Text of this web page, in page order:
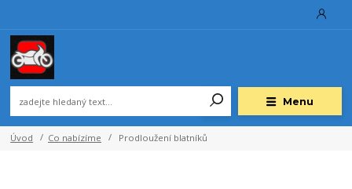
Menu
Úvod Co nabízíme Prodloužení blatníků